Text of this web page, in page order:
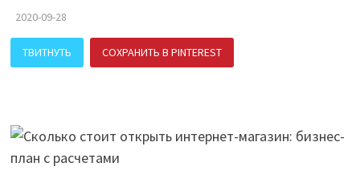
2020-09-28
ТВИТНУТЬ СОХРАНИТЬ В PINTEREST